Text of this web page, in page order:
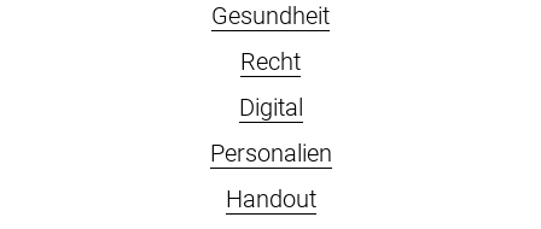
Gesundheit
Recht
Digital
Personalien
Handout